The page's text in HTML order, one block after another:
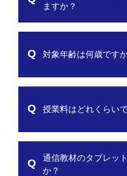
ますか？
対象年齢は何歳です
授業料はどれくらい
通信教材のタブレッ
か？